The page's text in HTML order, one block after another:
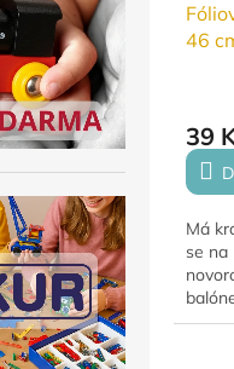
46
39
Má
se na